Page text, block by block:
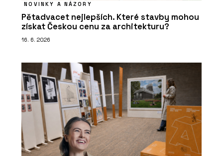
NOVINKY A NÁZORY
Pětadvacet nejlepších. Které stavby mohou
získat Českou cenu za architekturu?
16. 6. 2026